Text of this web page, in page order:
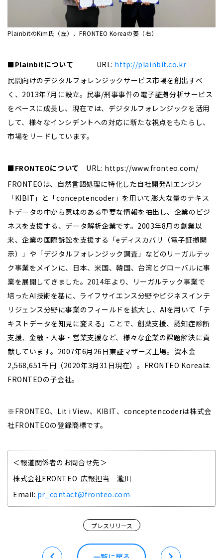
PlainbitのKim氏（左）、FRONTEO Koreaの姜（右）
■Plainbitについて URL: http://plainbit.co.kr
民間向けのデジタルフォレンジックサービス市場を創出すべ
く、2013年7月に設立。民事/刑事事件の電子証拠分析サービス
をベースに成長し、現在では、デジタルフォレンジックを活用
して、様々なインシデントへの対応に新たな視点をもたらし、
市場をリードしています。
■FRONTEOについて URL: https://www.fronteo.com/
FRONTEOは、自然言語処理に特化した自社開発AIエンジン
「KIBIT」と「conceptencoder」を用いて膨大な量のテキス
トデータの中から意味のある重要な情報を抽出し、企業のビジ
ネスを支援する、データ解析企業です。2003年8月の創業以
来、企業の国際訴訟を支援する「eディスカバリ（電子証拠開
示）」や「デジタルフォレンジック調査」などのリーガルテッ
ク事業をメインに、日本、米国、韓国、台湾とグローバルに事
業を展開してきました。2014年より、リーガルテック事業で
培ったAI技術を基に、ライフサイエンス分野やビジネスインテ
リジェンス分野に事業のフィールドを拡大し、AIを用いて「テ
キストデータを知見に変える」ことで、創薬支援、認知症診断
支援、金融・人事・営業支援など、様々な企業の課題解決に貢
献しています。2007年6月26日東証マザーズ上場。資本金
2,568,651千円（2020年3月31日現在）。FRONTEO Koreaは
FRONTEOの子会社。
※FRONTEO、Lit i View、KIBIT、conceptencoderは株式会
社FRONTEOの登録商標です。
＜報道関係者のお問合せ先＞
株式会社FRONTEO 広報担当 瀧川
Email: pr_contact@fronteo.com
プレスリリース